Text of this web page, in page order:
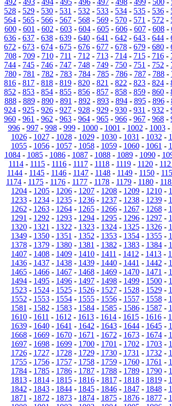
528 - 529 - 530 - 531 - 532 - 533 - 534 - 535 - 536 -
564 - 565 - 566 - 567 - 568 - 569 - 570 - 571 - 572 -
600- 601 - 602 - 603- 604- 605- 606- 607- 608-
636 - 637 - 638 - 639 - 640 - 641 - 642 - 643 - 644 -
672 - 673 - 674 - 675 - 676 - 677 - 678 - 679 - 680 -
708- 709- 710- 711 - 712 - 713- 714- 715- 716-
744 - 745 - 746 - 747 - 748 - 749 - 750 - 751 - 752 -
780- 781 - 782 - 783- 784- 785- 786- 787- 788-
816 - 817 - 818 - 819 - 820 - 821 - 822 - 823 - 824 -
852 - 853 - 854 - 855 - 856 - 857 - 858 - 859 - 860 -
888- 889- 890- 891 - 892 - 893- 894- 895- 896-
924 - 925 - 926 - 927 - 928 - 929 - 930 - 931 - 932 -
960 - 961 - 962 - 963 - 964 - 965 - 966 - 967 - 968 -
996- 997- 998- 999- 1000- 1001 - 1002 - 1003-
1026- 1027- 1028- 1029- 1030- 1031 - 1032 -
1055- 1056- 1057- 1058- 1059- 1060- 1061 -
1084- 1085- 1086- 1087- 1088- 1089- 1090-
1114 - 1115 - 1116 - 1117 - 1118 - 1119 - 1120 -
1144 - 1145 - 1146 - 1147 - 1148 - 1149 - 1150 -
1174 - 1175 - 1176 - 1177 - 1178 - 1179 - 1180 -
1204 - 1205 - 1206 - 1207 - 1208 - 1209 - 1210 -
1233- 1234- 1235- 1236- 1237- 1238- 1239-
1262 - 1263- 1264- 1265- 1266- 1267- 1268-
1291 - 1292 - 1293 - 1294 - 1295 - 1296 - 1297 -
1320- 1321 - 1322 - 1323- 1324- 1325- 1326-
1349- 1350- 1351 - 1352 - 1353- 1354- 1355-
1378- 1379- 1380- 1381 - 1382 - 1383- 1384-
1407 - 1408 - 1409 - 1410 - 1411 - 1412 - 1413 -
1436- 1437- 1438- 1439- 1440- 1441 - 1442 -
1465- 1466- 1467- 1468- 1469- 1470- 1471 -
1494 - 1495 - 1496 - 1497 - 1498 - 1499 - 1500 -
1523- 1524- 1525- 1526- 1527- 1528- 1529-
1552 - 1553- 1554- 1555- 1556- 1557- 1558-
1581 - 1582 - 1583- 1584- 1585- 1586- 1587-
1610 - 1611 - 1612 - 1613 - 1614 - 1615 - 1616 -
1639- 1640- 1641 - 1642 - 1643- 1644- 1645-
1668- 1669- 1670- 1671 - 1672 - 1673- 1674-
1697 - 1698 - 1699 - 1700 - 1701 - 1702 - 1703 -
1726- 1727- 1728- 1729- 1730- 1731 - 1732 -
1755- 1756- 1757- 1758- 1759- 1760- 1761 -
1784 - 1785 - 1786 - 1787 - 1788 - 1789 - 1790 -
1813- 1814- 1815- 1816- 1817- 1818- 1819-
1842 - 1843- 1844- 1845- 1846- 1847- 1848-
1871 - 1872 - 1873- 1874- 1875- 1876- 1877-